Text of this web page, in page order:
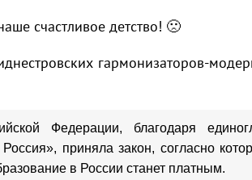
счастливое детство! 🙁
гармонизаторов-
Федерации, благодаря
приняла закон, согласно
в России станет платным.